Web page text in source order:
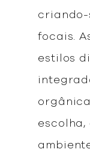
criando-
focais.
estilos
escolha,